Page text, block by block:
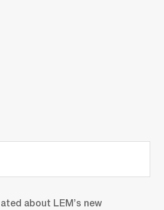
about LEM’s new